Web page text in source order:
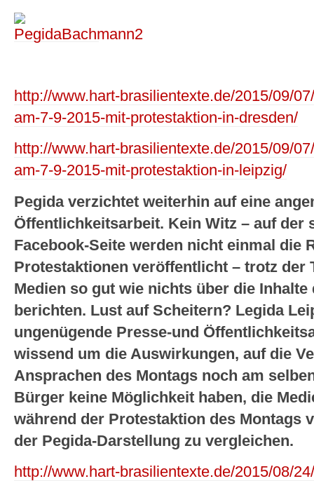
http://www.hart-brasilientexte.de/2015/09/
am-7-9-2015-mit-protestaktion-in-dresden/
http://www.hart-brasilientexte.de/2015/09/
am-7-9-2015-mit-protestaktion-in-leipzig/
Pegida verzichtet weiterhin auf eine
Öffentlichkeitsarbeit. Kein Witz – auf der
Facebook-Seite werden nicht einmal die
Protestaktionen veröffentlicht – trotz der
Medien so gut wie nichts über die
berichten. Lust auf Scheitern? Legida
ungenügende Presse-und
wissend um die Auswirkungen, auf die
Ansprachen des Montags noch am
Bürger keine Möglichkeit haben, die
während der Protestaktion des Montags
der Pegida-Darstellung zu vergleichen.
http://www.hart-brasilientexte.de/2015/08/